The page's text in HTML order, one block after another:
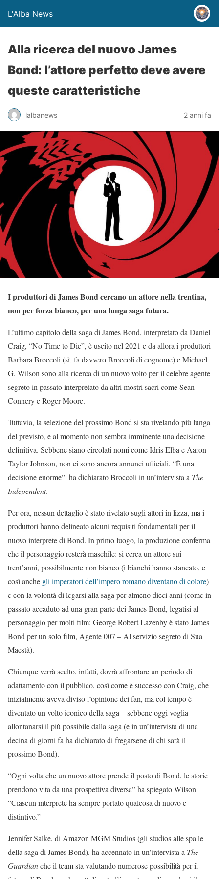
L'Alba News
Alla ricerca del nuovo James
Bond: l’attore perfetto deve avere
queste caratteristiche
lalbanews 2 anni fa
I produttori di James Bond cercano un attore nella trentina,
non per forza bianco, per una lunga saga futura.
L’ultimo capitolo della saga di James Bond, interpretato da Daniel
Craig, “No Time to Die”, è uscito nel 2021 e da allora i produttori
Barbara Broccoli (sì, fa davvero Broccoli di cognome) e Michael
G. Wilson sono alla ricerca di un nuovo volto per il celebre agente
segreto in passato interpretato da altri mostri sacri come Sean
Connery e Roger Moore.
Tuttavia, la selezione del prossimo Bond si sta rivelando più lunga
del previsto, e al momento non sembra imminente una decisione
definitiva. Sebbene siano circolati nomi come Idris Elba e Aaron
Taylor-Johnson, non ci sono ancora annunci ufficiali. “È una
decisione enorme”: ha dichiarato Broccoli in un’intervista a The
Independent.
Per ora, nessun dettaglio è stato rivelato sugli attori in lizza, ma i
produttori hanno delineato alcuni requisiti fondamentali per il
nuovo interprete di Bond. In primo luogo, la produzione conferma
che il personaggio resterà maschile: si cerca un attore sui
trent’anni, possibilmente non bianco (i bianchi hanno stancato, e
così anche gli imperatori dell’impero romano diventano di colore)
e con la volontà di legarsi alla saga per almeno dieci anni (come in
passato accaduto ad una gran parte dei James Bond, legatisi al
personaggio per molti film: George Robert Lazenby è stato James
Bond per un solo film, Agente 007 – Al servizio segreto di Sua
Maestà).
Chiunque verrà scelto, infatti, dovrà affrontare un periodo di
adattamento con il pubblico, così come è successo con Craig, che
inizialmente aveva diviso l’opinione dei fan, ma col tempo è
diventato un volto iconico della saga – sebbene oggi voglia
allontanarsi il più possibile dalla saga (e in un’intervista di una
decina di giorni fa ha dichiarato di fregarsene di chi sarà il
prossimo Bond).
“Ogni volta che un nuovo attore prende il posto di Bond, le storie
prendono vita da una prospettiva diversa” ha spiegato Wilson:
“Ciascun interprete ha sempre portato qualcosa di nuovo e
distintivo.”
Jennifer Salke, di Amazon MGM Studios (gli studios alle spalle
della saga di James Bond). ha accennato in un’intervista a The
Guardianche il team sta valutando numerose possibilità per il